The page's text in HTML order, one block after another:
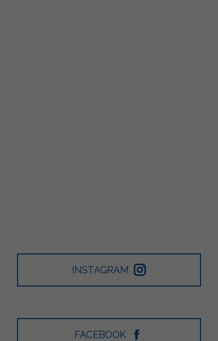
INSTAGRAM
FACEBOOK